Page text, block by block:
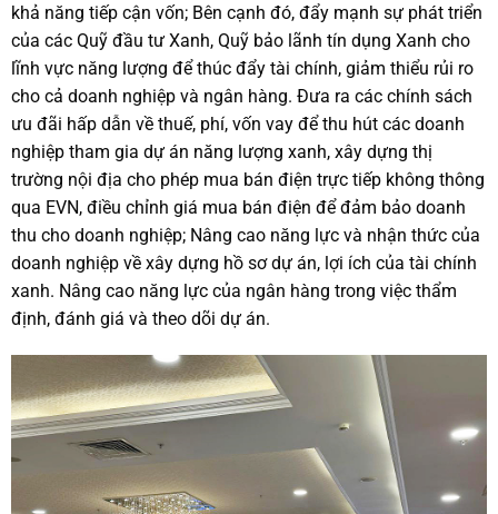
khả năng tiếp cận vốn; Bên cạnh đó, đẩy mạnh sự phát triển
của các Quỹ đầu tư Xanh, Quỹ bảo lãnh tín dụng Xanh cho
lĩnh vực năng lượng để thúc đẩy tài chính, giảm thiểu rủi ro
cho cả doanh nghiệp và ngân hàng. Đưa ra các chính sách
ưu đãi hấp dẫn về thuế, phí, vốn vay để thu hút các doanh
nghiệp tham gia dự án năng lượng xanh, xây dựng thị
trường nội địa cho phép mua bán điện trực tiếp không thông
qua EVN, điều chỉnh giá mua bán điện để đảm bảo doanh
thu cho doanh nghiệp; Nâng cao năng lực và nhận thức của
doanh nghiệp về xây dựng hồ sơ dự án, lợi ích của tài chính
xanh. Nâng cao năng lực của ngân hàng trong việc thẩm
định, đánh giá và theo dõi dự án.